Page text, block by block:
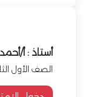
أستاذ : أ/
الصف الأول